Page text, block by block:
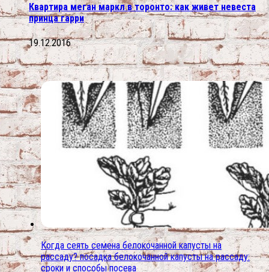
Квартира меган маркл в торонто: как живет невеста
принца гарри
19.12.2016
Когда сеять семена белокочанной капусты на
рассаду? посадка белокочанной капусты на рассаду:
сроки и способы посева